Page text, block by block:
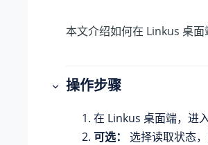
本文介绍如何在 Linkus 桌
操作步骤
在 Linkus 桌面端，进
可选：
选择读取状态